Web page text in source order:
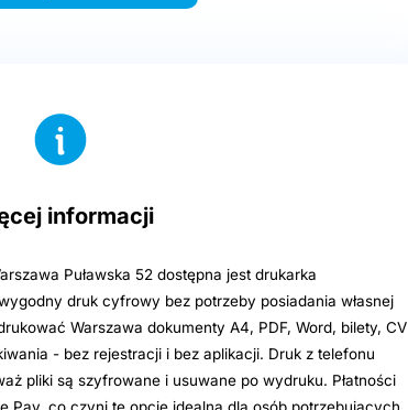
informacji
Puławska 52 dostępna jest drukarka
druk cyfrowy bez potrzeby posiadania własnej
Warszawa dokumenty A4, PDF, Word, bilety, CV
- bez rejestracji i bez aplikacji. Druk z telefonu
pliki są szyfrowane i usuwane po wydruku. Płatności